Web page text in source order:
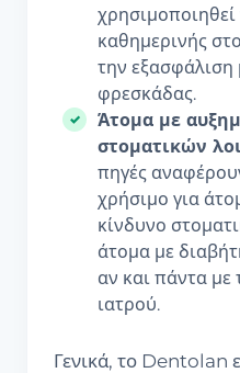
χρησιμοποιηθεί
καθημερινής
την εξασφάλιση
φρεσκάδας.
Άτομα με
στοματικών
πηγές
χρήσιμο για
κίνδυνο
άτομα με
αν και πάντα
ιατρού.
Γενικά, το Dentolan